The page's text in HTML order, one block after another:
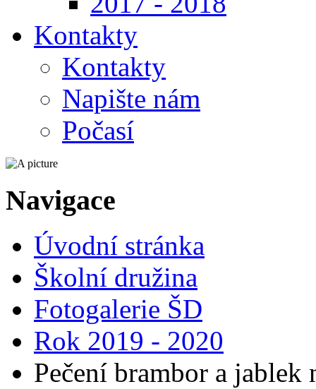
Kontakty
Kontakty
Napište nám
Počasí
Navigace
Úvodní stránka
Školní družina
Fotogalerie ŠD
Rok 2019 - 2020
Pečení brambor a jablek